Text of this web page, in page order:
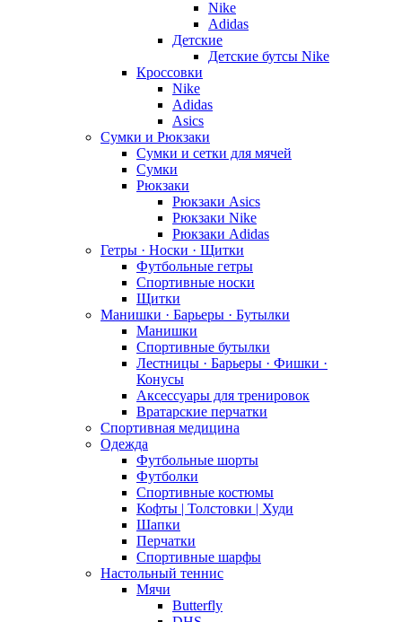
Nike
Adidas
Детские
Детские бутсы Nike
Кроссовки
Nike
Adidas
Asics
Сумки и Рюкзаки
Сумки и сетки для мячей
Сумки
Рюкзаки
Рюкзаки Asics
Рюкзаки Nike
Рюкзаки Adidas
Гетры · Носки · Щитки
Футбольные гетры
Спортивные носки
Щитки
Манишки · Барьеры · Бутылки
Манишки
Спортивные бутылки
Лестницы · Барьеры · Фишки ·
Конусы
Аксессуары для тренировок
Вратарские перчатки
Спортивная медицина
Одежда
Футбольные шорты
Футболки
Спортивные костюмы
Кофты | Толстовки | Худи
Шапки
Перчатки
Спортивные шарфы
Настольный теннис
Мячи
Butterfly